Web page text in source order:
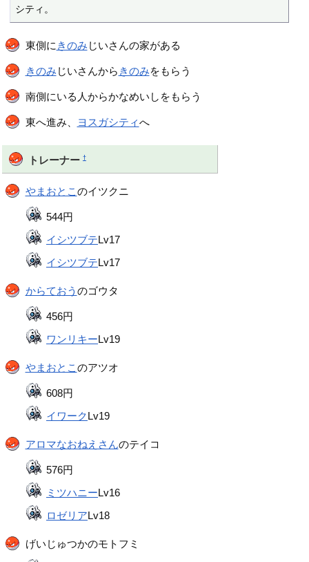
シティ。
東側に きのみ じいさんの家がある
きのみ じいさんから きのみをもらう
南側にいる人からかなめいしをもらう
東へ進み、 ヨスガシティへ
トレーナー †
やまおとこ のイツクニ
544円
イシツブテLv17
イシツブテLv17
からておう のゴウタ
456円
ワンリキーLv19
やまおとこ のアツオ
608円
イワークLv19
アロマなおねえさんのテイコ
576円
ミツハニーLv16
ロゼリアLv18
げいじゅつかのモトフミ